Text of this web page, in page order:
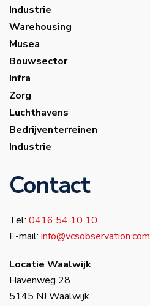
Industrie
Warehousing
Musea
Bouwsector
Infra
Zorg
Luchthavens
Bedrijventerreinen
Industrie
Contact
Tel: 0416 54 10 10
E-mail: info@vcsobservation.com
Locatie Waalwijk
Havenweg 28
5145 NJ Waalwijk